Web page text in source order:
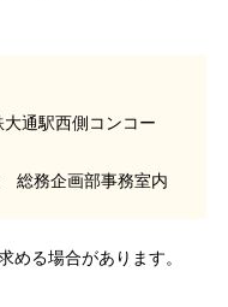
通駅西側コンコー
総務企画部事務室内
める場合があります。